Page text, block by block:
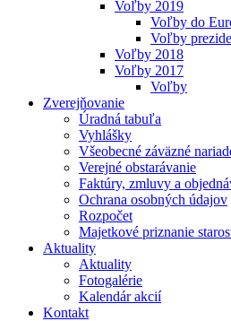
Voľby 2019
Voľby do
Voľby
Voľby 2018
Voľby 2017
Voľby
Zverejňovanie
Úradná tabuľa
Vyhlášky
Všeobecné záväzné
Verejné obstarávanie
Faktúry, zmluvy a
Ochrana osobných údajov
Rozpočet
Majetkové priznanie
Aktuality
Aktuality
Fotogalérie
Kalendár akcií
Kontakt